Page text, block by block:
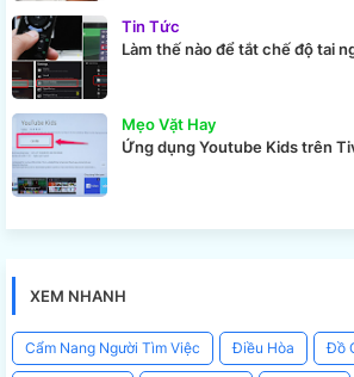
Tin Tức
Làm thế nào để tắt chế độ tai
Mẹo Vặt Hay
Ứng dụng Youtube Kids trên
XEM NHANH
Cẩm Nang Người Tìm Việc Điều Hòa Đồ